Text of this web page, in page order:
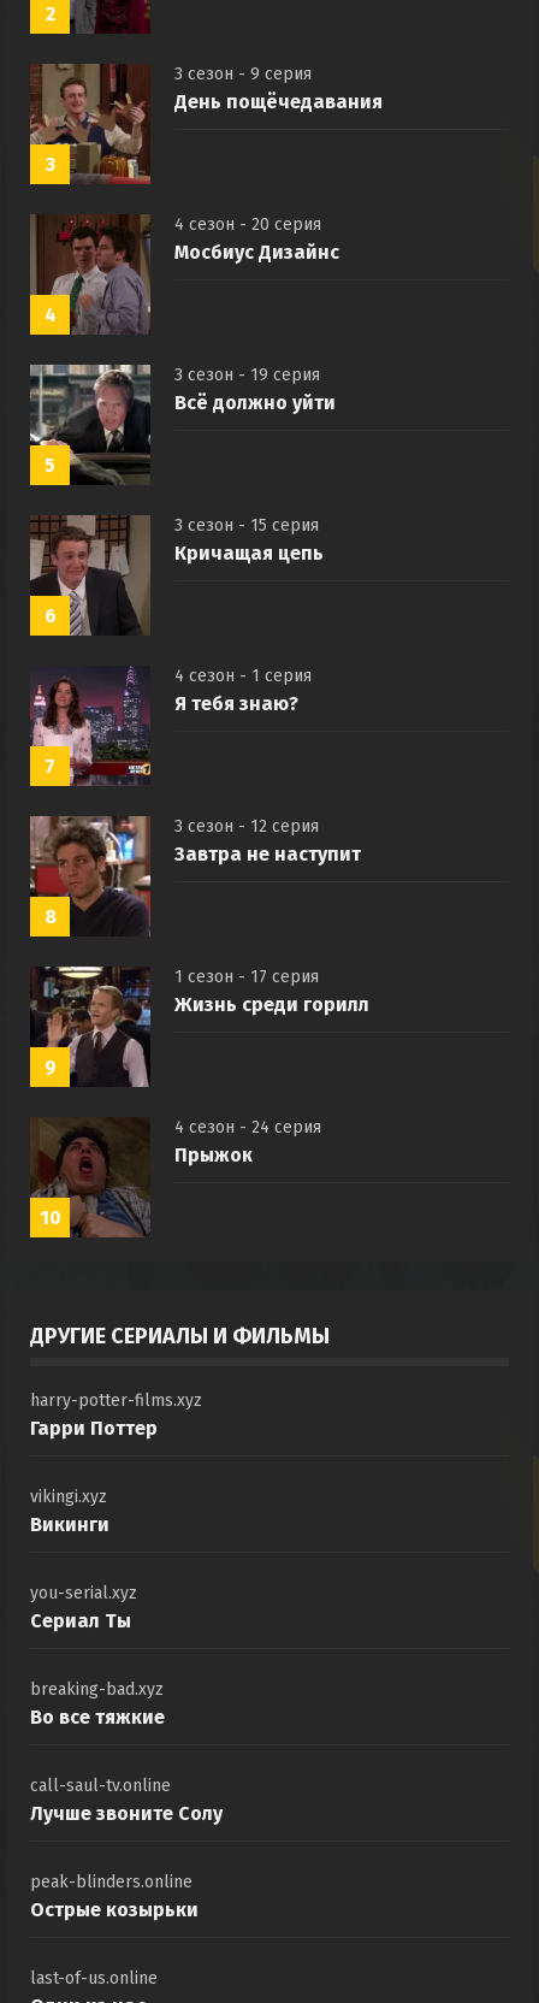
2
3
3 сезон - 9 серия
День пощёчедавания
4
4 сезон - 20 серия
Мосбиус Дизайнс
5
3 сезон - 19 серия
Всё должно уйти
6
3 сезон - 15 серия
Кричащая цепь
7
4 сезон - 1 серия
Я тебя знаю?
8
3 сезон - 12 серия
Завтра не наступит
9
1 сезон - 17 серия
Жизнь среди горилл
10
4 сезон - 24 серия
Прыжок
ДРУГИЕ СЕРИАЛЫ И ФИЛЬМЫ
harry-potter-films.xyz
Гарри Поттер
vikingi.xyz
Викинги
you-serial.xyz
Сериал Ты
breaking-bad.xyz
Во все тяжкие
call-saul-tv.online
Лучше звоните Солу
peak-blinders.online
Острые козырьки
last-of-us.online